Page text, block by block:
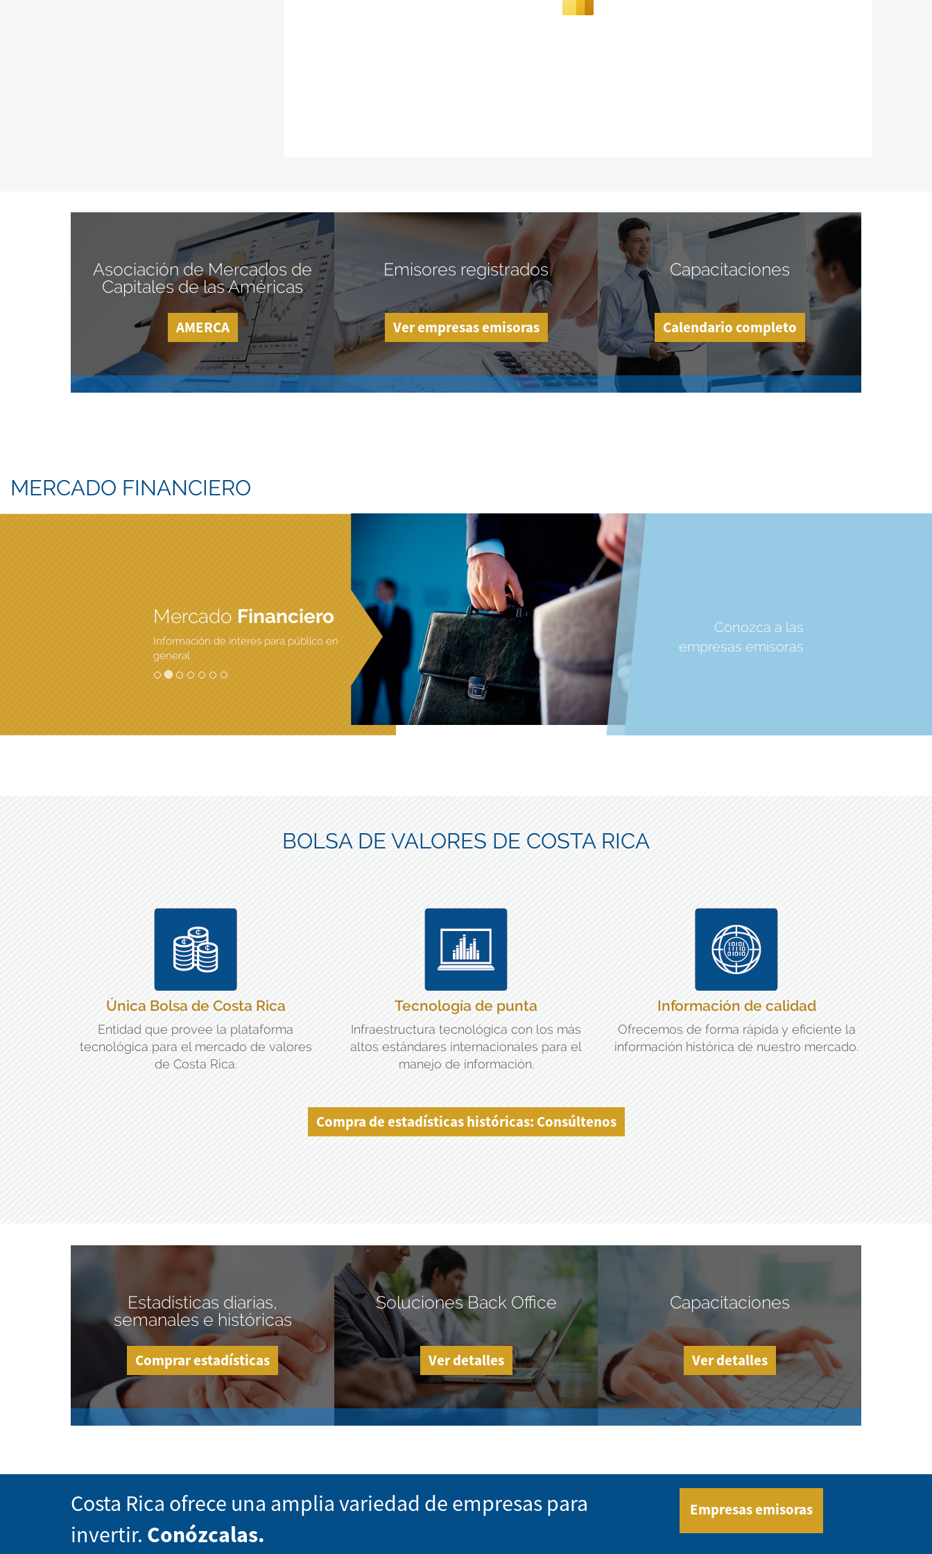
Asociación de Mercados de
Capitales de las Américas
AMERCA
Emisores registrados
Ver empresas emisoras
Capacitaciones
Calendario completo
MERCADO FINANCIERO
Mercado Financiero
Información de interés para público en
general
Conozca a las
empresas emisoras
BOLSA DE VALORES DE COSTA RICA
Única Bolsa de Costa Rica
Entidad que provee la plataforma
tecnológica para el mercado de valores
de Costa Rica.
Tecnología de punta
Infraestructura tecnológica con los más
altos estándares internacionales para el
manejo de información.
Información de calidad
Ofrecemos de forma rápida y eficiente la
información histórica de nuestro mercado.
Compra de estadísticas históricas: Consúltenos
Estadísticas diarias,
semanales e históricas
Comprar estadísticas
Soluciones Back Office
Ver detalles
Capacitaciones
Ver detalles
Costa Rica ofrece una amplia variedad de empresas para
invertir. Conózcalas.
Empresas emisoras